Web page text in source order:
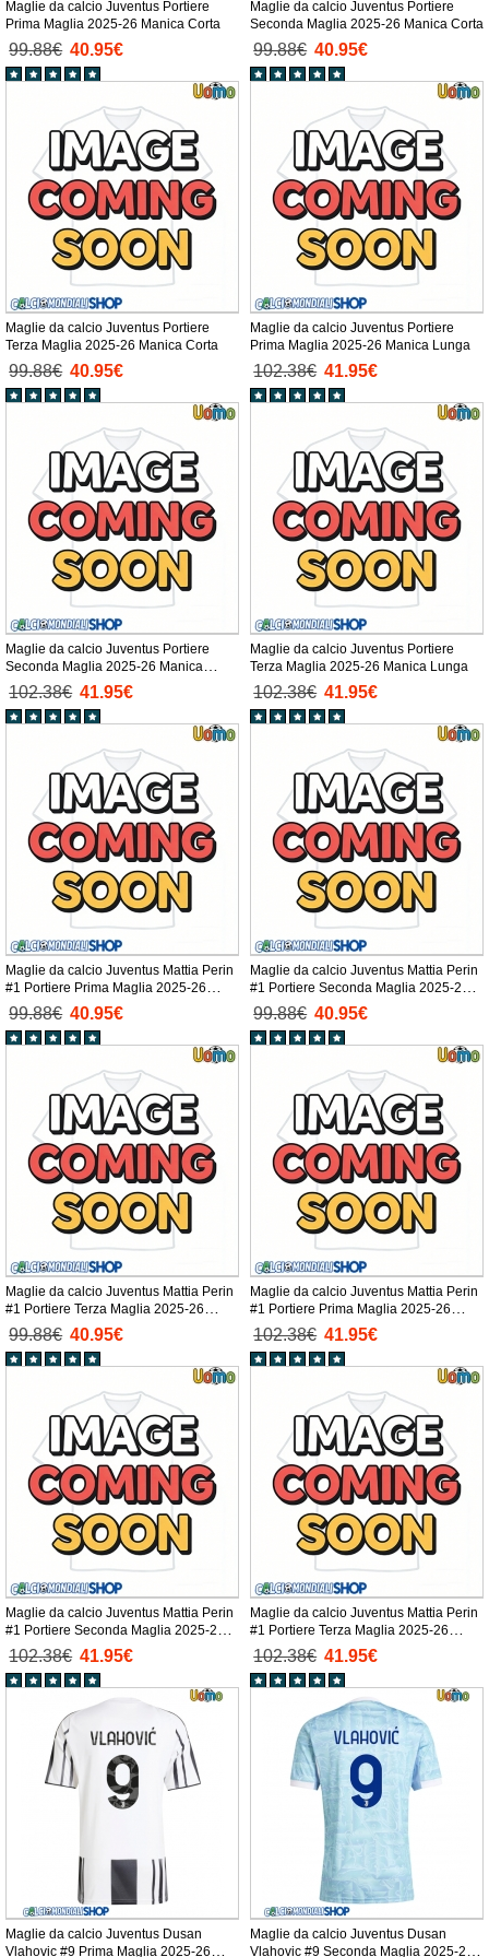
Maglie da calcio Juventus Portiere
Prima Maglia 2025-26 Manica Corta
99.88€ 40.95€
Maglie da calcio Juventus Portiere
Seconda Maglia 2025-26 Manica Corta
99.88€ 40.95€
Maglie da calcio Juventus Portiere
Terza Maglia 2025-26 Manica Corta
99.88€ 40.95€
Maglie da calcio Juventus Portiere
Prima Maglia 2025-26 Manica Lunga
102.38€ 41.95€
Maglie da calcio Juventus Portiere
Seconda Maglia 2025-26 Manica
Lunga
102.38€ 41.95€
Maglie da calcio Juventus Portiere
Terza Maglia 2025-26 Manica Lunga
102.38€ 41.95€
Maglie da calcio Juventus Mattia Perin
#1 Portiere Prima Maglia 2025-26
Manica Corta
99.88€ 40.95€
Maglie da calcio Juventus Mattia Perin
#1 Portiere Seconda Maglia 2025-26
Manica Corta
99.88€ 40.95€
Maglie da calcio Juventus Mattia Perin
#1 Portiere Terza Maglia 2025-26
Manica Corta
99.88€ 40.95€
Maglie da calcio Juventus Mattia Perin
#1 Portiere Prima Maglia 2025-26
Manica Lunga
102.38€ 41.95€
Maglie da calcio Juventus Mattia Perin
#1 Portiere Seconda Maglia 2025-26
Manica Lunga
102.38€ 41.95€
Maglie da calcio Juventus Mattia Perin
#1 Portiere Terza Maglia 2025-26
Manica Lunga
102.38€ 41.95€
Maglie da calcio Juventus Dusan
Vlahovic #9 Prima Maglia 2025-26
Maglie da calcio Juventus Dusan
Vlahovic #9 Seconda Maglia 2025-26